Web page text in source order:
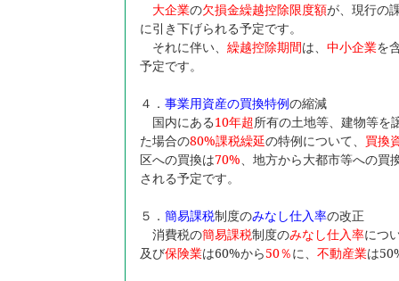
大企業の欠損金繰越控除限度額が、現行の
に引き下げられる予定です。
それに伴い、 繰越控除期間は、 中小企業を
予定です。
４． 事業用資産の買換特例の縮減
国内にある10年超所有の土地等、建物等を
た場合の80%課税繰延の特例について、 買換
区への買換は70%、地方から大都市等への買
される予定です。
５． 簡易課税制度のみなし仕入率の改正
消費税の簡易課税制度のみなし仕入率につ
及び保険業は60%から50％に、 不動産業は